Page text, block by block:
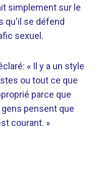
simplement sur le
qu'il se défend
sexuel.
« Il y a un style
ou tout ce que
parce que
pensent que
courant. »